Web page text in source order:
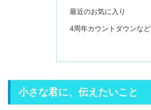
最近のお気に入り
4周年カウントダウンなど
小さな君に、伝えたいこと